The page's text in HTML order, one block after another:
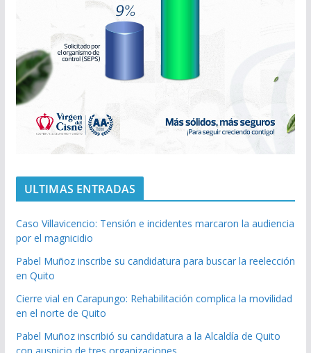
ULTIMAS ENTRADAS
Caso Villavicencio: Tensión e incidentes marcaron la audiencia
por el magnicidio
Pabel Muñoz inscribe su candidatura para buscar la reelección
en Quito
Cierre vial en Carapungo: Rehabilitación complica la movilidad
en el norte de Quito
Pabel Muñoz inscribió su candidatura a la Alcaldía de Quito